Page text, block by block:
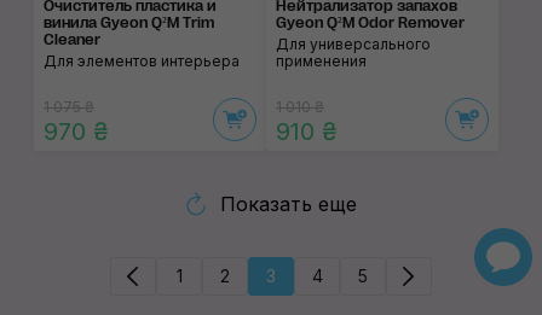
Очиститель пластика и
винила Gyeon Q²M Trim
Cleaner
Для элементов интерьера
1 075 ₴
970 ₴
Нейтрализатор запа­хов
Gyeon Q²M Odor Remover
Для универсального
применения
1 010 ₴
910 ₴
Показать еще
1 2 3 4 5